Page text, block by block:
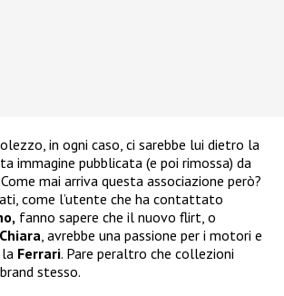
in ogni caso, ci sarebbe lui dietro la
immagine pubblicata (e poi rimossa) da
mai arriva questa associazione però?
come l’utente che ha contattato
fanno sapere che il nuovo flirt, o
Chiara, avrebbe una passione per i motori e
Ferrari. Pare peraltro che collezioni
stesso.